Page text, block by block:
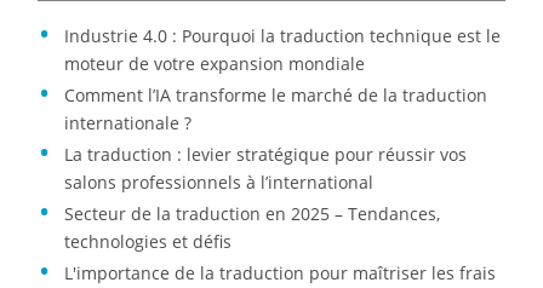
Industrie 4.0 : Pourquoi la traduction technique est le
moteur de votre expansion mondiale
Comment l’IA transforme le marché de la traduction
internationale ?
La traduction : levier stratégique pour réussir vos
salons professionnels à l’international
Secteur de la traduction en 2025 – Tendances,
technologies et défis
L'importance de la traduction pour maîtriser les frais